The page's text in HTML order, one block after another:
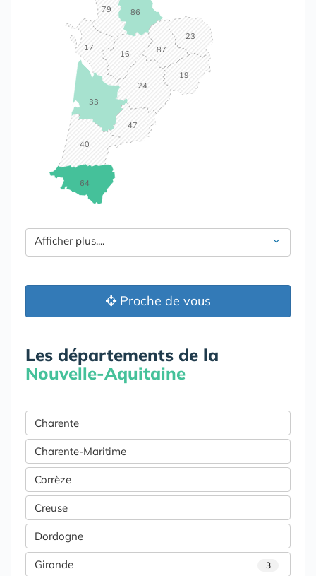
16
17
19
23
24
33
40
47
64
79 86
87
Afficher plus....
Proche de vous
Les départements de la
Nouvelle-Aquitaine
Charente
Charente-Maritime
Corrèze
Creuse
Dordogne
Gironde 3